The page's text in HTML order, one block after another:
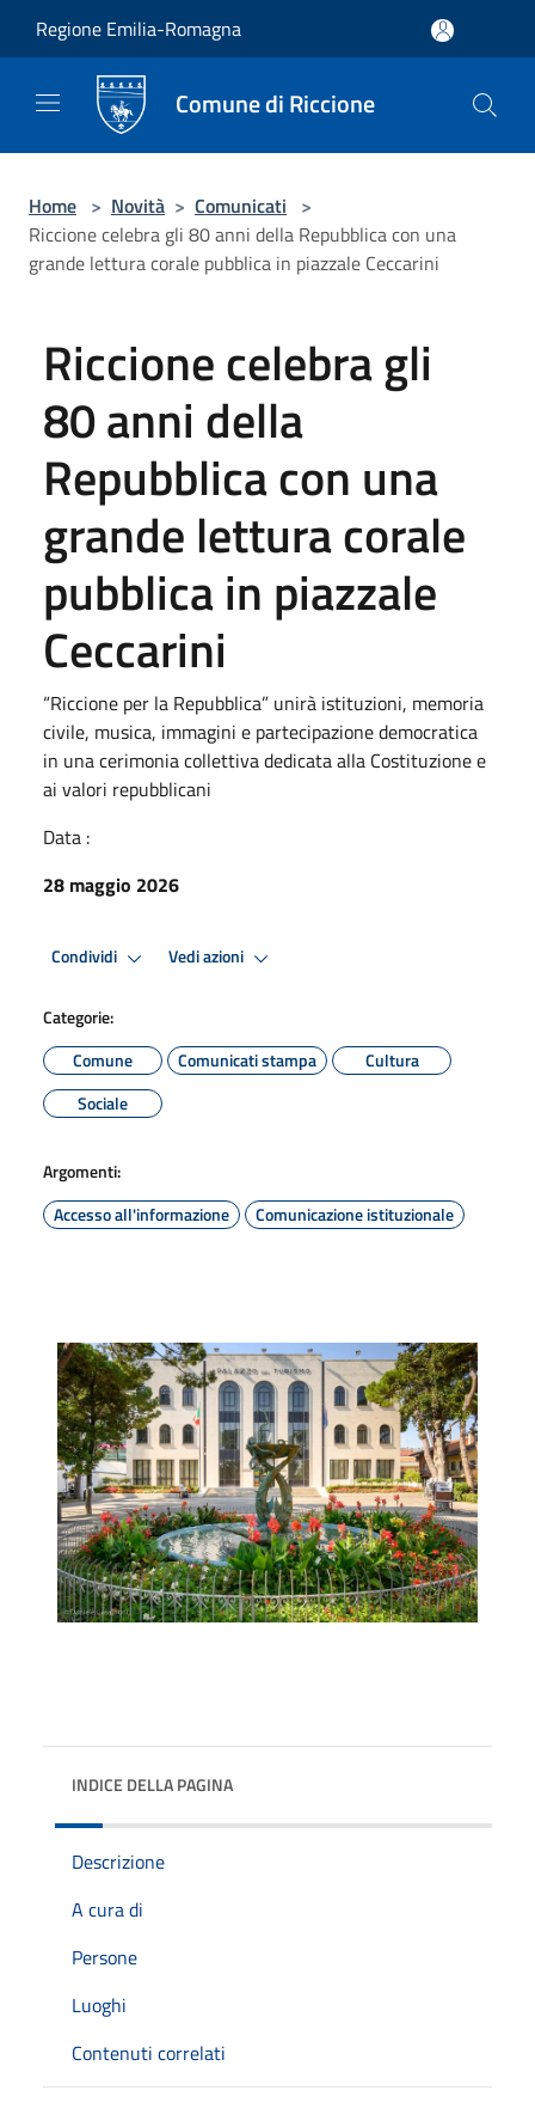
Regione Emilia-Romagna
Comune di Riccione
Home > Novità > Comunicati >
Riccione celebra gli 80 anni della Repubblica con una
grande lettura corale pubblica in piazzale Ceccarini
Riccione celebra gli
80 anni della
Repubblica con una
grande lettura corale
pubblica in piazzale
Ceccarini
“Riccione per la Repubblica” unirà istituzioni, memoria
civile, musica, immagini e partecipazione democratica
in una cerimonia collettiva dedicata alla Costituzione e
ai valori repubblicani
Data :
28 maggio 2026
Condividi Vedi azioni
Categorie:
Comune
Comunicati stampa
Cultura
Sociale
Argomenti:
Accesso all'informazione
Comunicazione istituzionale
INDICE DELLA PAGINA
Descrizione
A cura di
Persone
Luoghi
Contenuti correlati